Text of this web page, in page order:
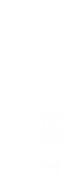
la page
options
Ce produit a